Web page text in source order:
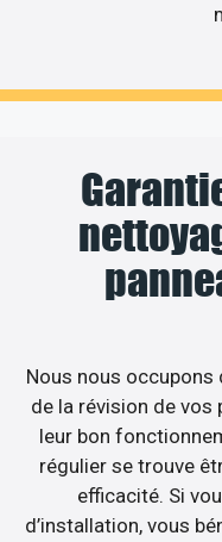
Nous nous
de la révision de vos
leur bon
régulier se trouve
efficacité. Si
d’installation, vous